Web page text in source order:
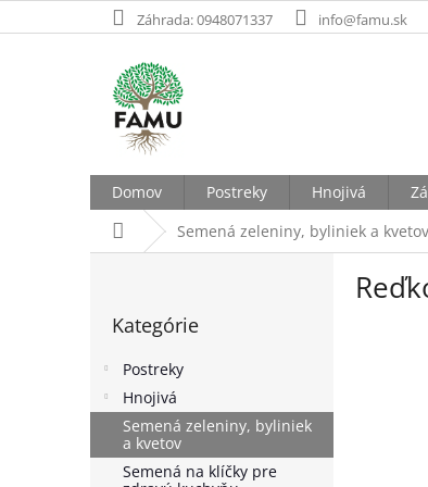
na
Záhrada: 0948071337 info@famu.sk
Domov Postreky Hnojivá
DomovSemená zeleniny, byliniek a kvetov
a
e
kategórie
Kategórie
Postreky
Hnojivá
Semená zeleniny, byliniek
a kvetov
Semená na klíčky pre